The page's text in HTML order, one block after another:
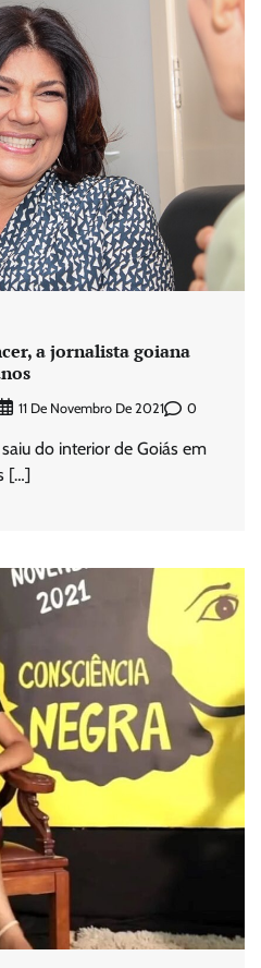
a jornalista goiana
11 De Novembro De 2021 0
do interior de Goiás em
[…]